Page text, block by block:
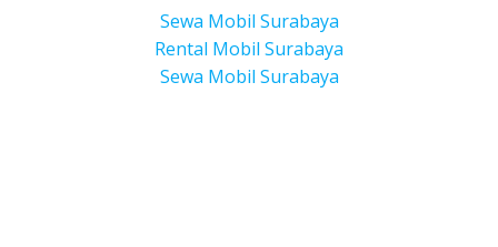
Sewa Mobil Surabaya
Rental Mobil Surabaya
Sewa Mobil Surabaya